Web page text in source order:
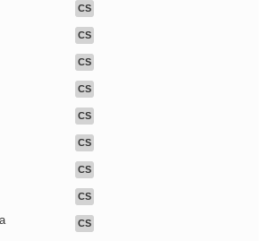
CS
CS
CS
CS
CS
CS
CS
CS
CS